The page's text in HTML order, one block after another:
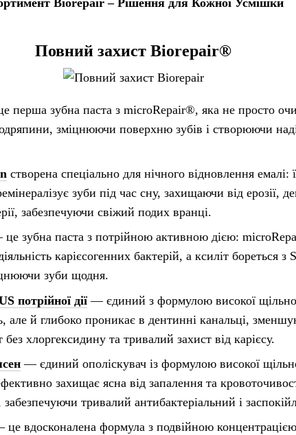
Biorepair – Рішення для Кожної Усмішки
Повний захист Biorepair®
перша зубна паста з microRepair®, яка не просто
зміцнюючи поверхню зубів і створюючи
створена спеціально для нічного відновлення
зуби під час сну, захищаючи від ерозії,
забезпечуючи свіжий подих вранці.
зубна паста з потрійною активною дією:
карієсогенних бактерій, а ксиліт бореться
зуби щодня.
потрійної дії — єдиний з формулою високої
але й глибоко проникає в дентинні канальці,
хлоргексидину та тривалий захист від карієсу.
— єдиний ополіскувач із формулою високої
захищає ясна від запалення та
тривалий антибактеріальний і
вдосконалена формула з подвійною